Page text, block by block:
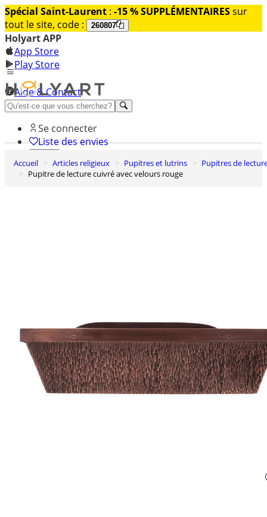
Spécial Saint-Laurent : -15 % SUPPLÉMENTAIRESsur
tout le site, code :
260807
Holyart APP
App Store
Play Store
Aide & Contact
Découvrez Premium
Se connecter
Liste des envies
0
Panier
Accueil Articles religieux Pupitres et lutrins
Pupitres de
Pupitre de lecture cuivré avec velours rouge